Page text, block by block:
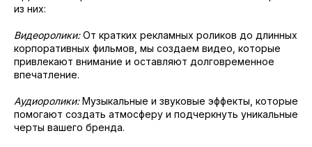
из них:
Видеоролики:От кратких рекламных роликов до длинных
корпоративных фильмов, мы создаем видео, которые
привлекают внимание и оставляют долговременное
впечатление.
Аудиоролики:Музыкальные и звуковые эффекты, которые
помогают создать атмосферу и подчеркнуть уникальные
черты вашего бренда.